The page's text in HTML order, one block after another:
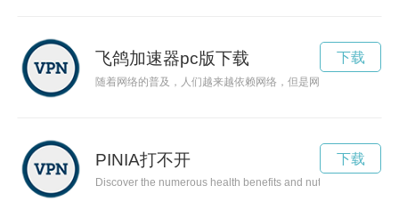
飞鸽加速器pc版下载
随着网络的普及，人们越来越依赖网络，但是网络问题不能避
下载
PINIA打不开
Discover the numerous health benefits and nutritional values
下载